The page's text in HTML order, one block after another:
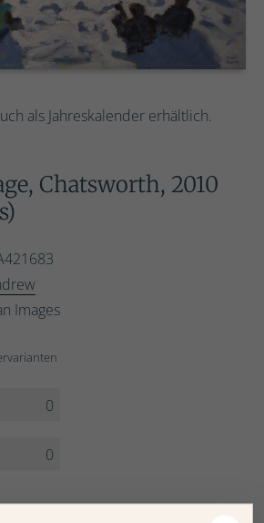
als Jahreskalender erhältlich.
Chatsworth, 2010
Images